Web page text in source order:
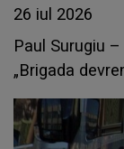
26 iul 2026
Paul Surugiu
„Brigada